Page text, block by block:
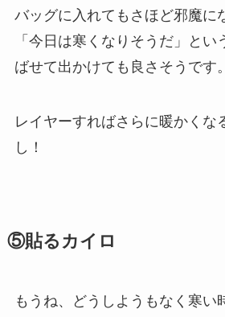
バッグに入れてもさほど邪魔に
「今日は寒くなりそうだ」とい
ばせて出かけても良さそうです。
レイヤーすればさらに暖かくな
し！
⑤貼るカイロ
もうね、どうしようもなく寒い